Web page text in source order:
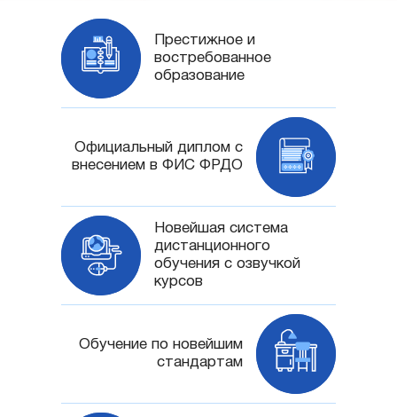
Престижное и
востребованное
образование
Официальный диплом с
внесением в ФИС ФРДО
Новейшая система
дистанционного
обучения с озвучкой
курсов
Обучение по новейшим
стандартам